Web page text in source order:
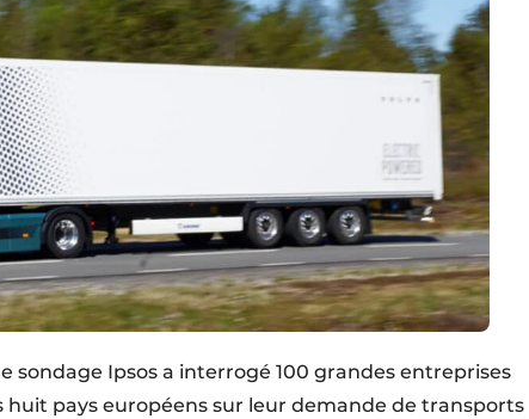
sondage Ipsos a interrogé 100 grandes entreprises
pays européens sur leur demande de transports